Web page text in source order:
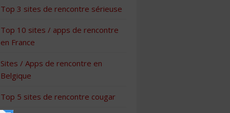
Top 3 sites de rencontre sérieuse
Top 10 sites / apps de rencontre
en France
Sites / Apps de rencontre en
Belgique
Top 5 sites de rencontre cougar